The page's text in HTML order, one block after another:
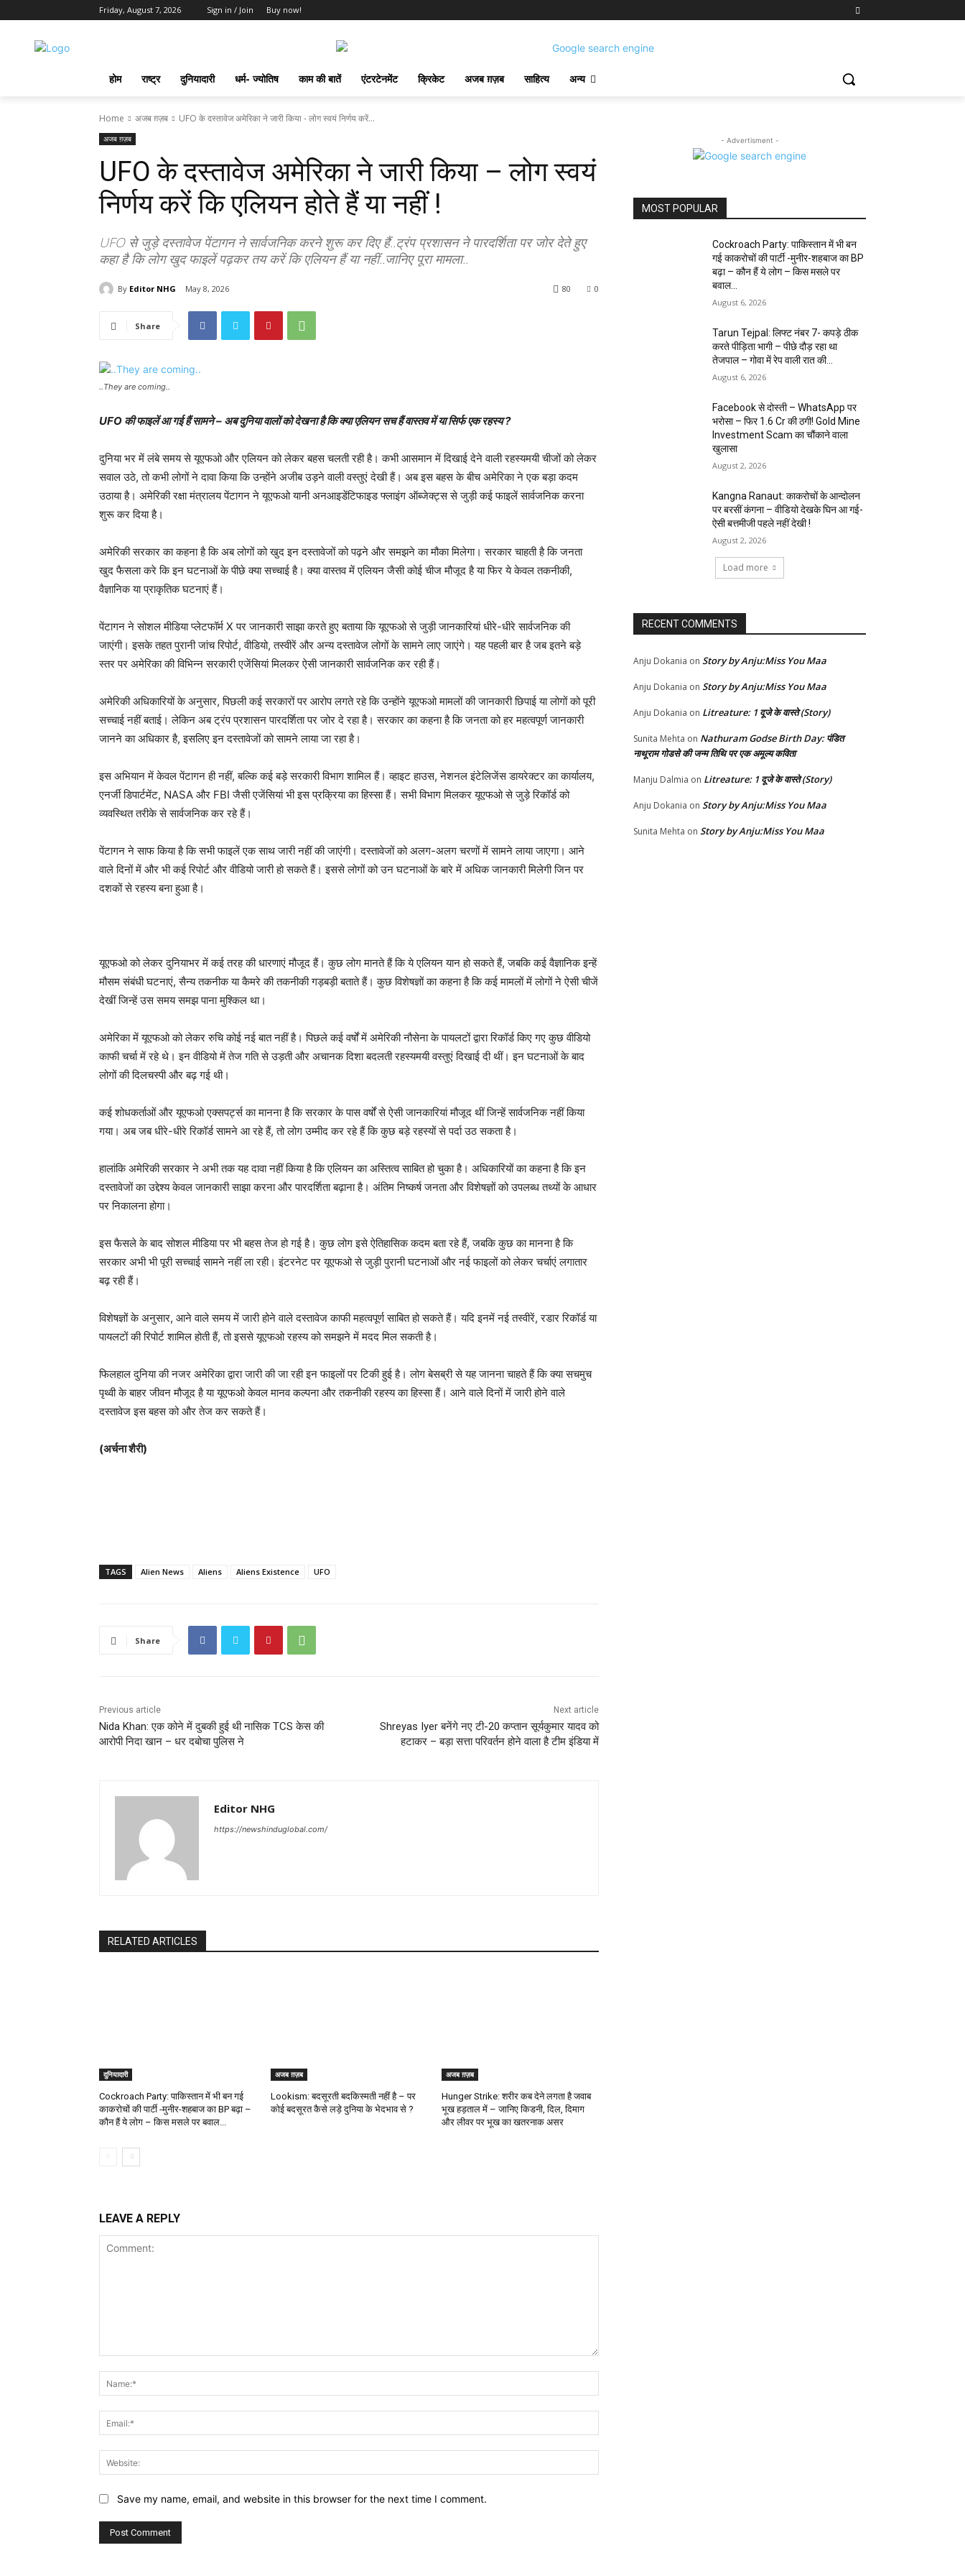
Friday, August 7, 2026 Sign in / Join Buy now!
होम राष्ट्र दुनियादारी धर्म- ज्योतिष काम की बातें एंटरटेनमेंट क्रिकेट अजब ग़ज़ब साहित्य अन्य
Home अजब ग़ज़ब UFO के दस्तावेज अमेरिका ने जारी किया - लोग स्वयं निर्णय करें...
अजब ग़ज़ब
UFO के दस्तावेज अमेरिका ने जारी किया – लोग स्वयं
निर्णय करें कि एलियन होते हैं या नहीं !
UFO से जुड़े दस्तावेज पेंटागन ने सार्वजनिक करने शुरू कर दिए हैं..ट्रंप प्रशासन ने पारदर्शिता पर जोर देते हुए
कहा है कि लोग खुद फाइलें पढ़कर तय करें कि एलियन हैं या नहीं..जानिए पूरा मामला..
By Editor NHG May 8, 2026 0
80
Share
..They are coming..
UFO की फाइलें आ गई हैं सामने – अब दुनिया वालों को देखना है कि क्या एलियन सच हैं वास्तव में या सिर्फ एक रहस्य ?
दुनिया भर में लंबे समय से यूएफओ और एलियन को लेकर बहस चलती रही है। कभी आसमान में दिखाई देने वाली रहस्यमयी चीजों को लेकर
सवाल उठे, तो कभी लोगों ने दावा किया कि उन्होंने अजीब उड़ने वाली वस्तुएं देखी हैं। अब इस बहस के बीच अमेरिका ने एक बड़ा कदम
उठाया है। अमेरिकी रक्षा मंत्रालय पेंटागन ने यूएफओ यानी अनआइडेंटिफाइड फ्लाइंग ऑब्जेक्ट्स से जुड़ी कई फाइलें सार्वजनिक करना
शुरू कर दिया है।
अमेरिकी सरकार का कहना है कि अब लोगों को खुद इन दस्तावेजों को पढ़ने और समझने का मौका मिलेगा। सरकार चाहती है कि जनता
खुद फैसला करे कि इन घटनाओं के पीछे क्या सच्चाई है। क्या वास्तव में एलियन जैसी कोई चीज मौजूद है या फिर ये केवल तकनीकी,
वैज्ञानिक या प्राकृतिक घटनाएं हैं।
पेंटागन ने सोशल मीडिया प्लेटफॉर्म X पर जानकारी साझा करते हुए बताया कि यूएफओ से जुड़ी जानकारियां धीरे-धीरे सार्वजनिक की
जाएंगी। इसके तहत पुरानी जांच रिपोर्ट, वीडियो, तस्वीरें और अन्य दस्तावेज लोगों के सामने लाए जाएंगे। यह पहली बार है जब इतने बड़े
स्तर पर अमेरिका की विभिन्न सरकारी एजेंसियां मिलकर ऐसी जानकारी सार्वजनिक कर रही हैं।
अमेरिकी अधिकारियों के अनुसार, पिछली कई सरकारों पर आरोप लगते रहे कि उन्होंने यूएफओ मामलों की जानकारी छिपाई या लोगों को पूरी
सच्चाई नहीं बताई। लेकिन अब ट्रंप प्रशासन पारदर्शिता पर जोर दे रहा है। सरकार का कहना है कि जनता को हर महत्वपूर्ण जानकारी
जानने का अधिकार है, इसलिए इन दस्तावेजों को सामने लाया जा रहा है।
इस अभियान में केवल पेंटागन ही नहीं, बल्कि कई बड़े सरकारी विभाग शामिल हैं। व्हाइट हाउस, नेशनल इंटेलिजेंस डायरेक्टर का कार्यालय,
एनर्जी डिपार्टमेंट, NASA और FBI जैसी एजेंसियां भी इस प्रक्रिया का हिस्सा हैं। सभी विभाग मिलकर यूएफओ से जुड़े रिकॉर्ड को
व्यवस्थित तरीके से सार्वजनिक कर रहे हैं।
पेंटागन ने साफ किया है कि सभी फाइलें एक साथ जारी नहीं की जाएंगी। दस्तावेजों को अलग-अलग चरणों में सामने लाया जाएगा। आने
वाले दिनों में और भी कई रिपोर्ट और वीडियो जारी हो सकते हैं। इससे लोगों को उन घटनाओं के बारे में अधिक जानकारी मिलेगी जिन पर
दशकों से रहस्य बना हुआ है।
यूएफओ को लेकर दुनियाभर में कई तरह की धारणाएं मौजूद हैं। कुछ लोग मानते हैं कि ये एलियन यान हो सकते हैं, जबकि कई वैज्ञानिक इन्हें
मौसम संबंधी घटनाएं, सैन्य तकनीक या कैमरे की तकनीकी गड़बड़ी बताते हैं। कुछ विशेषज्ञों का कहना है कि कई मामलों में लोगों ने ऐसी चीजें
देखीं जिन्हें उस समय समझ पाना मुश्किल था।
अमेरिका में यूएफओ को लेकर रुचि कोई नई बात नहीं है। पिछले कई वर्षों में अमेरिकी नौसेना के पायलटों द्वारा रिकॉर्ड किए गए कुछ वीडियो
काफी चर्चा में रहे थे। इन वीडियो में तेज गति से उड़ती और अचानक दिशा बदलती रहस्यमयी वस्तुएं दिखाई दी थीं। इन घटनाओं के बाद
लोगों की दिलचस्पी और बढ़ गई थी।
कई शोधकर्ताओं और यूएफओ एक्सपर्ट्स का मानना है कि सरकार के पास वर्षों से ऐसी जानकारियां मौजूद थीं जिन्हें सार्वजनिक नहीं किया
गया। अब जब धीरे-धीरे रिकॉर्ड सामने आ रहे हैं, तो लोग उम्मीद कर रहे हैं कि कुछ बड़े रहस्यों से पर्दा उठ सकता है।
हालांकि अमेरिकी सरकार ने अभी तक यह दावा नहीं किया है कि एलियन का अस्तित्व साबित हो चुका है। अधिकारियों का कहना है कि इन
दस्तावेजों का उद्देश्य केवल जानकारी साझा करना और पारदर्शिता बढ़ाना है। अंतिम निष्कर्ष जनता और विशेषज्ञों को उपलब्ध तथ्यों के आधार
पर निकालना होगा।
इस फैसले के बाद सोशल मीडिया पर भी बहस तेज हो गई है। कुछ लोग इसे ऐतिहासिक कदम बता रहे हैं, जबकि कुछ का मानना है कि
सरकार अभी भी पूरी सच्चाई सामने नहीं ला रही। इंटरनेट पर यूएफओ से जुड़ी पुरानी घटनाओं और नई फाइलों को लेकर चर्चाएं लगातार
बढ़ रही हैं।
विशेषज्ञों के अनुसार, आने वाले समय में जारी होने वाले दस्तावेज काफी महत्वपूर्ण साबित हो सकते हैं। यदि इनमें नई तस्वीरें, रडार रिकॉर्ड या
पायलटों की रिपोर्ट शामिल होती हैं, तो इससे यूएफओ रहस्य को समझने में मदद मिल सकती है।
फिलहाल दुनिया की नजर अमेरिका द्वारा जारी की जा रही इन फाइलों पर टिकी हुई है। लोग बेसब्री से यह जानना चाहते हैं कि क्या सचमुच
पृथ्वी के बाहर जीवन मौजूद है या यूएफओ केवल मानव कल्पना और तकनीकी रहस्य का हिस्सा हैं। आने वाले दिनों में जारी होने वाले
दस्तावेज इस बहस को और तेज कर सकते हैं।
(अर्चना शैरी)
TAGS Alien News Aliens Aliens Existence UFO
Share
Previous article
Nida Khan: एक कोने में दुबकी हुई थी नासिक TCS केस की
आरोपी निदा खान – धर दबोचा पुलिस ने
Next article
Shreyas Iyer बनेंगे नए टी-20 कप्तान सूर्यकुमार यादव को
हटाकर – बड़ा सत्ता परिवर्तन होने वाला है टीम इंडिया में
Editor NHG
https://newshinduglobal.com/
RELATED ARTICLES
दुनियादारी
Cockroach Party: पाकिस्तान में भी बन गई
काकरोचों की पार्टी -मुनीर-शहबाज का BP बढ़ा –
कौन हैं ये लोग – किस मसले पर बवाल...
अजब ग़ज़ब
Lookism: बदसूरती बदकिस्मती नहीं है – पर
कोई बदसूरत कैसे लड़े दुनिया के भेदभाव से ?
अजब ग़ज़ब
Hunger Strike: शरीर कब देने लगता है जवाब
भूख हड़ताल में – जानिए किडनी, दिल, दिमाग
और लीवर पर भूख का खतरनाक असर
LEAVE A REPLY
Save my name, email, and website in this browser for the next time I comment.
- Advertisment -
MOST POPULAR
Cockroach Party: पाकिस्तान में भी बन
गई काकरोचों की पार्टी -मुनीर-शहबाज का BP
बढ़ा – कौन हैं ये लोग – किस मसले पर
बवाल...
August 6, 2026
Tarun Tejpal: लिफ्ट नंबर 7- कपड़े ठीक
करते पीड़िता भागी – पीछे दौड़ रहा था
तेजपाल – गोवा में रेप वाली रात की...
August 6, 2026
Facebook से दोस्ती – WhatsApp पर
भरोसा – फिर 1.6 Cr की ठगी! Gold Mine
Investment Scam का चौंकाने वाला
खुलासा
August 2, 2026
Kangna Ranaut: काकरोचों के आन्दोलन
पर बरसीं कंगना – वीडियो देखके घिन आ गई-
ऐसी बत्तमीजी पहले नहीं देखी !
August 2, 2026
Load more
RECENT COMMENTS
Anju Dokania on Story by Anju:Miss You Maa
Anju Dokania on Story by Anju:Miss You Maa
Anju Dokania on Litreature: 1 दूजे के वास्ते (Story)
Sunita Mehta on Nathuram Godse Birth Day: पंडित
नाथूराम गोडसे की जन्म तिथि पर एक अमूल्य कविता
Manju Dalmia on Litreature: 1 दूजे के वास्ते (Story)
Anju Dokania on Story by Anju:Miss You Maa
Sunita Mehta on Story by Anju:Miss You Maa